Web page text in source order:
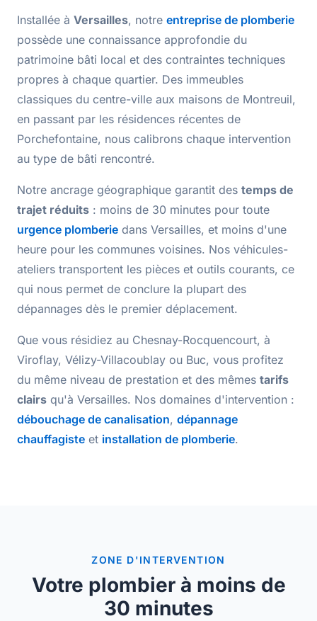
Installée à Versailles, notre entreprise de plomberie
possède une connaissance approfondie du
patrimoine bâti local et des contraintes techniques
propres à chaque quartier. Des immeubles
classiques du centre-ville aux maisons de Montreuil,
en passant par les résidences récentes de
Porchefontaine, nous calibrons chaque intervention
au type de bâti rencontré.
Notre ancrage géographique garantit des temps de
trajet réduits : moins de 30 minutes pour toute
urgence plomberie dans Versailles, et moins d'une
heure pour les communes voisines. Nos véhicules-
ateliers transportent les pièces et outils courants, ce
qui nous permet de conclure la plupart des
dépannages dès le premier déplacement.
Que vous résidiez au Chesnay-Rocquencourt, à
Viroflay, Vélizy-Villacoublay ou Buc, vous profitez
du même niveau de prestation et des mêmes tarifs
clairs qu'à Versailles. Nos domaines d'intervention :
débouchage de canalisation, dépannage
chauffagiste et installation de plomberie.
ZONE D'INTERVENTION
Votre plombier à moins de
30 minutes